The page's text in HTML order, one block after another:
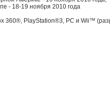
- 18-19 ноября 2010 года
360®, PlayStation®3, PC и Wii™